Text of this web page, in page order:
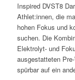
Inspired DVST8
Athlet:innen, die
hohen Fokus und
suchen. Die
Elektrolyt- und
ausgestatteten
spürbar auf ein